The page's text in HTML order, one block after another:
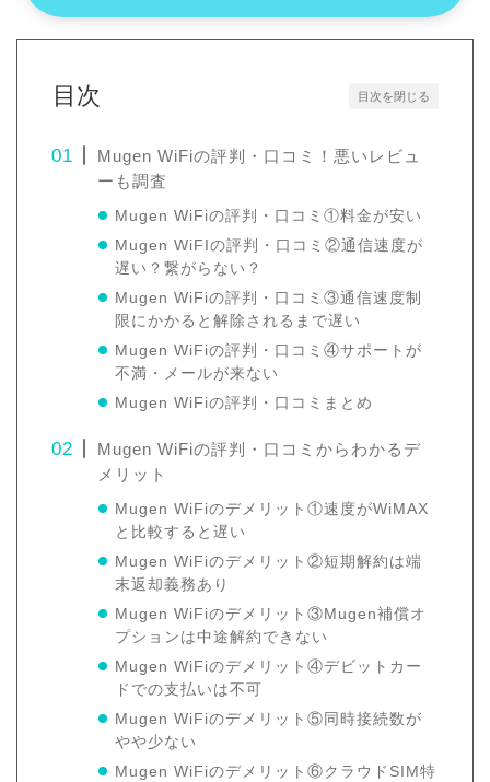
目次を閉じる
目次
Mugen WiFiの評判・口コミ！悪いレビュ
ーも調査
Mugen WiFiの評判・口コミ①料金が安い
Mugen WiFIの評判・口コミ②通信速度が
遅い？繋がらない？
Mugen WiFiの評判・口コミ③通信速度制
限にかかると解除されるまで遅い
Mugen WiFiの評判・口コミ④サポートが
不満・メールが来ない
Mugen WiFiの評判・口コミまとめ
Mugen WiFiの評判・口コミからわかるデ
メリット
Mugen WiFiのデメリット①速度がWiMAX
と比較すると遅い
Mugen WiFiのデメリット②短期解約は端
末返却義務あり
Mugen WiFiのデメリット③Mugen補償オ
プションは中途解約できない
Mugen WiFiのデメリット④デビットカー
ドでの支払いは不可
Mugen WiFiのデメリット⑤同時接続数が
やや少ない
Mugen WiFiのデメリット⑥クラウドSIM特